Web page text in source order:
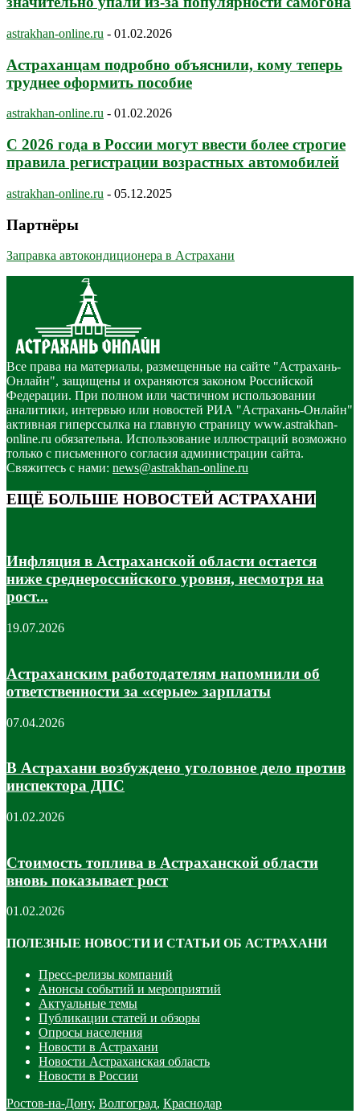
astrakhan-online.ru - 01.02.2026
Астраханцам подробно объяснили, кому теперь
труднее оформить пособие
astrakhan-online.ru - 01.02.2026
С 2026 года в России могут ввести более строгие
правила регистрации возрастных автомобилей
astrakhan-online.ru - 05.12.2025
Партнёры
Заправка автокондиционера в Астрахани
Все права на материалы, размещенные на сайте "Астрахань-
Онлайн", защищены и охраняются законом Российской
Федерации. При полном или частичном использовании
аналитики, интервью или новостей РИА "Астрахань-Онлайн"
активная гиперссылка на главную страницу www.astrakhan-
online.ru обязательна. Использование иллюстраций возможно
только с письменного согласия администрации сайта.
Свяжитесь с нами: news@astrakhan-online.ru
ЕЩЁ БОЛЬШЕ НОВОСТЕЙ АСТРАХАНИ
Инфляция в Астраханской области остается
ниже среднероссийского уровня, несмотря на
рост...
19.07.2026
Астраханским работодателям напомнили об
ответственности за «серые» зарплаты
07.04.2026
В Астрахани возбуждено уголовное дело против
инспектора ДПС
01.02.2026
Стоимость топлива в Астраханской области
вновь показывает рост
01.02.2026
ПОЛЕЗНЫЕ НОВОСТИ И СТАТЬИ ОБ АСТРАХАНИ
Пресс-релизы компаний
Анонсы событий и мероприятий
Актуальные темы
Публикации статей и обзоры
Опросы населения
Новости в Астрахани
Новости Астраханская область
Новости в России
Ростов-на-Дону, Волгоград, Краснодар